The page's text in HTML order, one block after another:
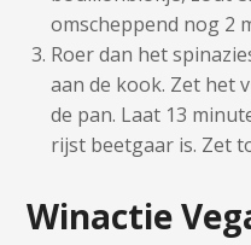
omscheppend nog 2
Roer dan het
aan de kook. Zet het
de pan. Laat 13
rijst beetgaar is. Zet
Winactie